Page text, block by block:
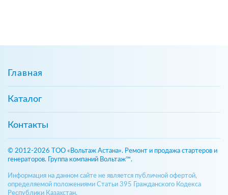
Главная
Каталог
Контакты
© 2012-2026 ТОО «Вольтаж Астана». Ремонт и продажа стартеров и
генераторов. Группа компаний Вольтаж™.
Информация на данном сайте не является публичной офертой,
определяемой положениями Статьи 395 Гражданского Кодекса
Республики Казахстан.